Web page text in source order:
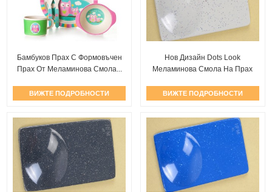
Бамбуков Прах С Формовъчен
Прах От Меламинова Смола...
ВИЖТЕ ПОДРОБНОСТИ
Нов Дизайн Dots Look
Меламинова Смола На Прах
ВИЖТЕ ПОДРОБНОСТИ